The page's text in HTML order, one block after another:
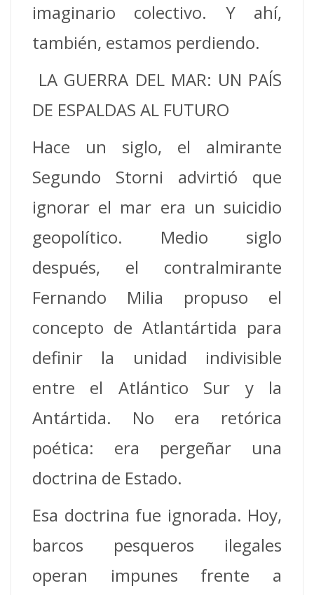
imaginario colectivo. Y ahí,
también, estamos perdiendo.
LA GUERRA DEL MAR: UN PAÍS
DE ESPALDAS AL FUTURO
Hace un siglo, el almirante
Segundo Storni advirtió que
ignorar el mar era un suicidio
geopolítico. Medio siglo
después, el contralmirante
Fernando Milia propuso el
concepto de Atlantártida para
definir la unidad indivisible
entre el Atlántico Sur y la
Antártida. No era retórica
poética: era pergeñar una
doctrina de Estado.
Esa doctrina fue ignorada. Hoy,
barcos pesqueros ilegales
operan impunes frente a